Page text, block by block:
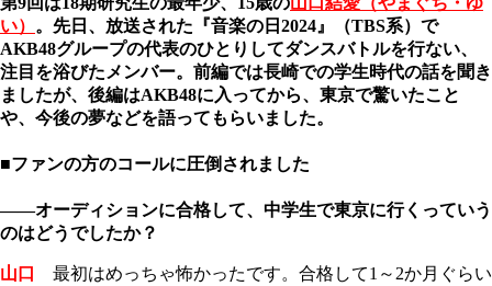
い） 。先日、放送された『音楽の日2024』（TBS系）で
AKB48グループの代表のひとりしてダンスバトルを行ない、
注目を浴びたメンバー。前編では長崎での学生時代の話を聞き
ましたが、後編はAKB48に入ってから、東京で驚いたこと
や、今後の夢などを語ってもらいました。
■ファンの方のコールに圧倒されました
――オーディションに合格して、中学生で東京に行くっていう
のはどうでしたか？
山口
最初はめっちゃ怖かったです。合格して1～2か月ぐらい